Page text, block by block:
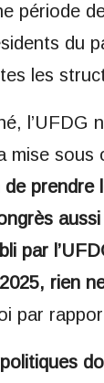
période
du
les
l’UFDG
mise sous
de
par
rien
par